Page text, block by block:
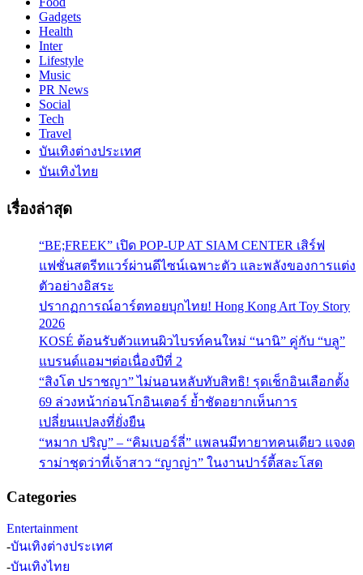
Gadgets
Health
Inter
Lifestyle
Music
PR News
Social
Tech
Travel
บันเทิงต่างประเทศ
บันเทิงไทย
เรื่องล่าสุด
“BE;FREEK” เปิด POP-UP AT SIAM CENTER เสิร์ฟ
แฟชั่นสตรีทแวร์ผ่านดีไซน์เฉพาะตัว และพลังของการแต่ง
ตัวอย่างอิสระ
ปรากฏการณ์อาร์ตทอยบุกไทย! Hong Kong Art Toy Story
2026
KOSÉ ต้อนรับตัวแทนผิวไบรท์คนใหม่ “นานิ” คู่กับ “บลู”
แบรนด์แอมฯต่อเนื่องปีที่ 2
“สิงโต ปราชญา” ไม่นอนหลับทับสิทธิ! รุดเช็กอินเลือกตั้ง
69 ล่วงหน้าก่อนโกอินเตอร์ ย้ำชัดอยากเห็นการ
เปลี่ยนแปลงที่ยั่งยืน
“หมาก ปริญ” – “คิมเบอร์ลี่” แพลนมีทายาทคนเดียว แจงด
ราม่าชุดว่าที่เจ้าสาว “ญาญ่า” ในงานปาร์ตี้สละโสด
Categories
Entertainment
-บันเทิงต่างประเทศ
-บันเทิงไทย